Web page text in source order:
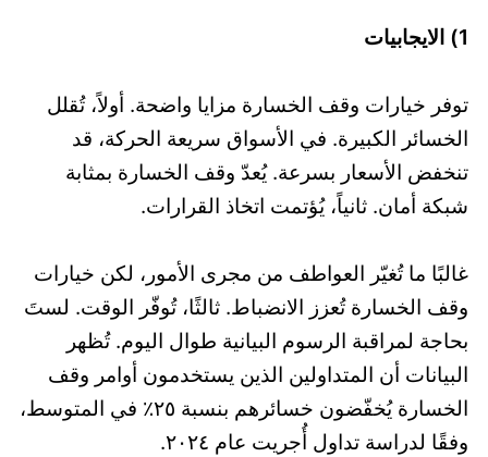
1) الايجابيات
توفر خيارات وقف الخسارة مزايا واضحة. أولاً، تُقلل
الخسائر الكبيرة. في الأسواق سريعة الحركة، قد
تنخفض الأسعار بسرعة. يُعدّ وقف الخسارة بمثابة
شبكة أمان. ثانياً، يُؤتمت اتخاذ القرارات.
غالبًا ما تُغيّر العواطف من مجرى الأمور، لكن خيارات
وقف الخسارة تُعزز الانضباط. ثالثًا، تُوفّر الوقت. لستَ
بحاجة لمراقبة الرسوم البيانية طوال اليوم. تُظهر
البيانات أن المتداولين الذين يستخدمون أوامر وقف
الخسارة يُخفّضون خسائرهم بنسبة ٢٥٪ في المتوسط،
وفقًا لدراسة تداول أُجريت عام ٢٠٢٤.